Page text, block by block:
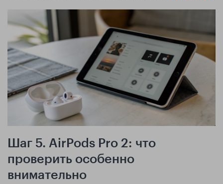
Шаг 5. AirPods Pro 2: что
проверить особенно
внимательно